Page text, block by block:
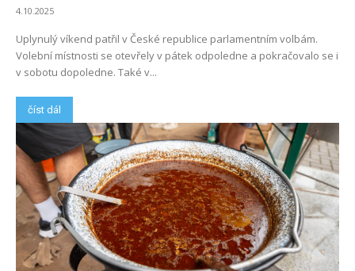
4.10.2025
Uplynulý víkend patřil v České republice parlamentním volbám.
Volební místnosti se otevřely v pátek odpoledne a pokračovalo se i
v sobotu dopoledne. Také v...
číst dál